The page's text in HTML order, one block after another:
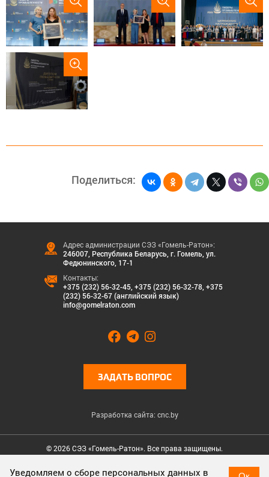
Поделиться:
Уведомляем о сборе персональных данных в
Адрес администрации СЭЗ «Гомель-Ратон»:
246007, Республика Беларусь, г. Гомель, ул.
Федюнинского, 17-1
Контакты:
+375 (232) 56-32-45 +375 (232) 56-32-78 +375
(232) 56-32-67 (английский язык)
info@gomelraton.com
ЗАДАТЬ ВОПРОС
Разработка сайта: cnc.by
© 2026 СЭЗ «Гомель-Ратон». Все права защищены.
Cookies & Privacy